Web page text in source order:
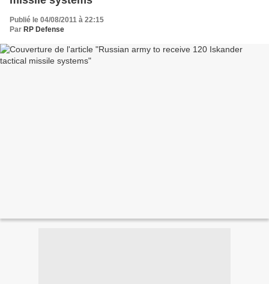
Publié le 04/08/2011 à 22:15
Par RP Defense